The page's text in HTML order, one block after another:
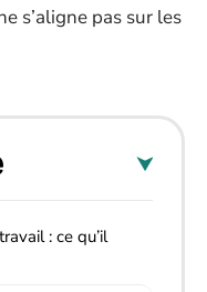
s’aligne pas sur les
: ce qu’il